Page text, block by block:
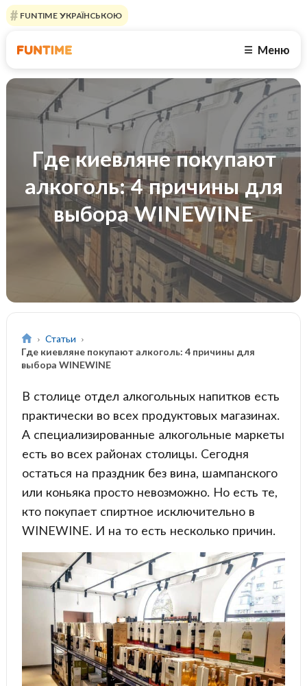
FUNTIME УКРАЇНСЬКОЮ
☰ Меню
Где киевляне покупают
алкоголь: 4 причины для
выбора WINEWINE
Статьи
Где киевляне покупают алкоголь: 4 причины для
выбора WINEWINE
В столице отдел алкогольных напитков есть
практически во всех продуктовых магазинах.
А специализированные алкогольные маркеты
есть во всех районах столицы. Сегодня
остаться на праздник без вина, шампанского
или коньяка просто невозможно. Но есть те,
кто покупает спиртное исключительно в
WINEWINE. И на то есть несколько причин.